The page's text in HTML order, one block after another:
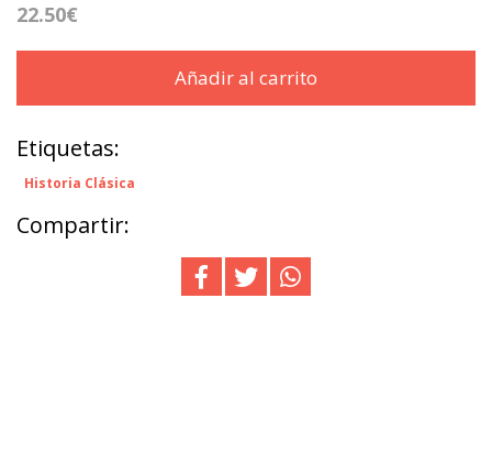
22.50€
Añadir al carrito
Etiquetas:
Historia Clásica
Compartir: